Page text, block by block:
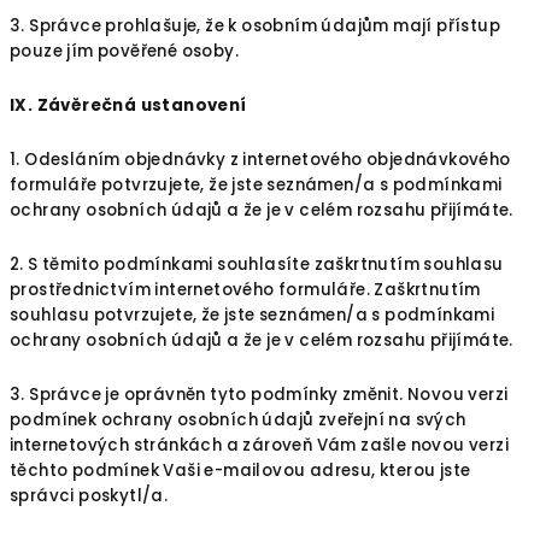
3. Správce prohlašuje, že k osobním údajům mají přístup
pouze jím pověřené osoby.
IX. Závěrečná ustanovení
1. Odesláním objednávky z internetového objednávkového
formuláře potvrzujete, že jste seznámen/a s podmínkami
ochrany osobních údajů a že je v celém rozsahu přijímáte.
2. S těmito podmínkami souhlasíte zaškrtnutím souhlasu
prostřednictvím internetového formuláře. Zaškrtnutím
souhlasu potvrzujete, že jste seznámen/a s podmínkami
ochrany osobních údajů a že je v celém rozsahu přijímáte.
3. Správce je oprávněn tyto podmínky změnit. Novou verzi
podmínek ochrany osobních údajů zveřejní na svých
internetových stránkách a zároveň Vám zašle novou verzi
těchto podmínek Vaši e-mailovou adresu, kterou jste
správci poskytl/a.